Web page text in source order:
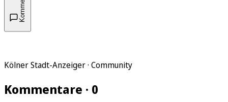
Kölner Stadt-Anzeiger · Community
Kommentare · 0